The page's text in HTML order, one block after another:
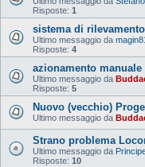
Risposte: 1
sistema di
Ultimo messaggio da
Risposte: 4
azionamento
Ultimo messaggio da
Risposte: 5
Nuovo (vecchio)
Ultimo messaggio da
Strano problema
Ultimo messaggio da
Risposte: 10